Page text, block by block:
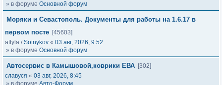
» в форуме Основной форум
Моряки и Севастополь. Документы для работы на 1.6.17 в
первом посте [45603]
attyla /Sotnykov « 03 авг, 2026, 9:52
» в форуме Основной форум
Автосервис в Камышовой,коврики ЕВА [302]
славуся « 03 авг, 2026, 8:45
» в форуме Авто-Форум